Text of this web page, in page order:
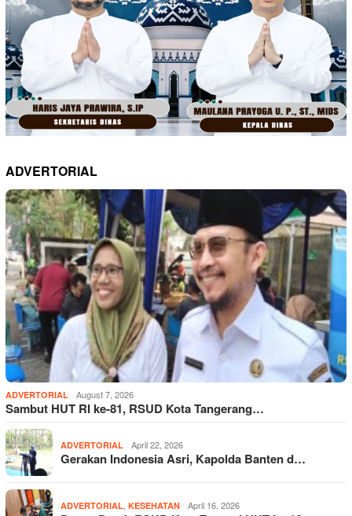
ADVERTORIAL
ADVERTORIAL August 7, 2026
Sambut HUT RI ke-81, RSUD Kota Tangerang…
ADVERTORIAL April 22, 2026
Gerakan Indonesia Asri, Kapolda Banten d…
ADVERTORIAL KESEHATAN April 16, 2026